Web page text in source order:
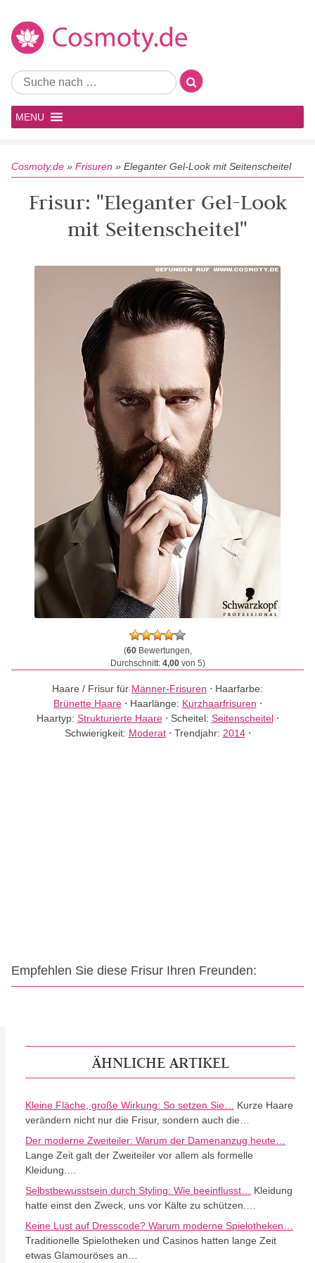
MENU
Cosmoty.de » Frisuren » Eleganter Gel-Look mit Seitenscheitel
Frisur: "Eleganter Gel-Look
mit Seitenscheitel"
(60Bewertungen,
Durchschnitt: 4,00von 5)
Haare / Frisur für Männer-Frisuren ⋅ Haarfarbe:
Brünette Haare⋅ Haarlänge: Kurzhaarfrisuren ⋅
Haartyp: Strukturierte Haare⋅ Scheitel: Seitenscheitel⋅
Schwierigkeit: Moderat⋅ Trendjahr: 2014⋅
Empfehlen Sie diese Frisur Ihren Freunden:
ÄHNLICHE ARTIKEL
Kleine Fläche, große Wirkung: So setzen Sie…
Kurze Haare
verändern nicht nur die Frisur, sondern auch die…
Der moderne Zweiteiler: Warum der Damenanzug heute…
Lange Zeit galt der Zweiteiler vor allem als formelle
Kleidung.…
Selbstbewusstsein durch Styling: Wie beeinflusst…
Kleidung
hatte einst den Zweck, uns vor Kälte zu schützen.…
Keine Lust auf Dresscode? Warum moderne Spielotheken…
Traditionelle Spielotheken und Casinos hatten lange Zeit
etwas Glamouröses an…